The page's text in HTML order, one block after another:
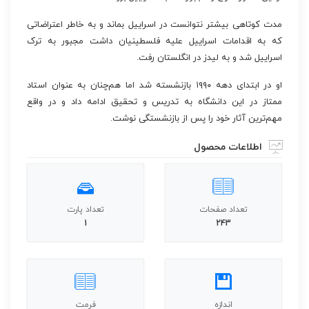
مدت کوتاهی بیشتر نتوانست در اسراییل بماند و به خاطر اعتراضاتی
که به اقدامات اسراییل علیه فلسطینیان داشت مجبور به ترک
اسراییل شد و به لیدز در انگلستان رفت.
او در ابتدای دهه ۱۹۹۰ بازنشسته شد اما هم‌چنان به عنوان استاد
ممتاز در این دانشگاه به تدریس و تحقیق ادامه داد و در واقع
مهم‌ترین آثار خود را پس از بازنشستگی نوشت.
اطلاعات محصول
تعداد صفحات
243
تعداد پارت
1
اندازه فرمت